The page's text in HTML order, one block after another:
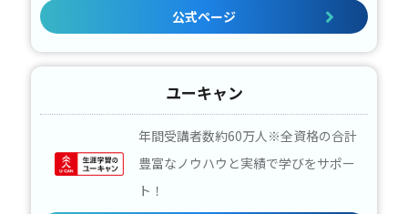
公式ページ
ユーキャン
年間受講者数約60万人※全資格の合計
豊富なノウハウと実績で学びをサポー
ト！